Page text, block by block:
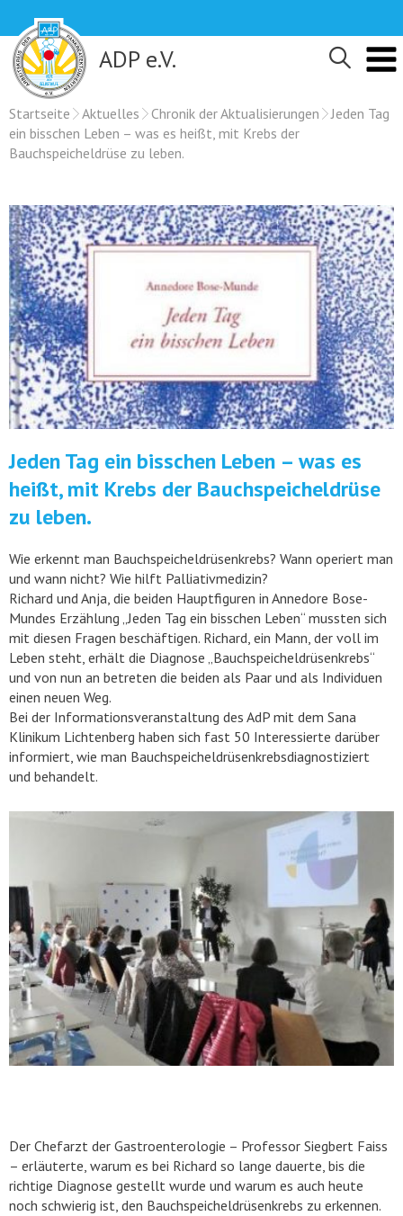
content
ADP e.V.
Startseite Aktuelles Chronik der Aktualisierungen
Jeden Tag
ein bisschen Leben – was es heißt, mit Krebs der
Bauchspeicheldrüse zu leben.
Jeden Tag ein bisschen Leben – was es
heißt, mit Krebs der Bauchspeicheldrüse
zu leben.
Wie erkennt man Bauchspeicheldrüsenkrebs? Wann operiert man
und wann nicht? Wie hilft Palliativmedizin?
Richard und Anja, die beiden Hauptfiguren in Annedore Bose-
Mundes Erzählung „Jeden Tag ein bisschen Leben“ mussten sich
mit diesen Fragen beschäftigen. Richard, ein Mann, der voll im
Leben steht, erhält die Diagnose „Bauchspeicheldrüsenkrebs“
und von nun an betreten die beiden als Paar und als Individuen
einen neuen Weg.
Bei der Informationsveranstaltung des AdP mit dem Sana
Klinikum Lichtenberg haben sich fast 50 Interessierte darüber
informiert, wie man Bauchspeicheldrüsenkrebsdiagnostiziert
und behandelt.
Der Chefarzt der Gastroenterologie – Professor Siegbert Faiss
– erläuterte, warum es bei Richard so lange dauerte, bis die
richtige Diagnose gestellt wurde und warum es auch heute
noch schwierig ist, den Bauchspeicheldrüsenkrebs zu erkennen.